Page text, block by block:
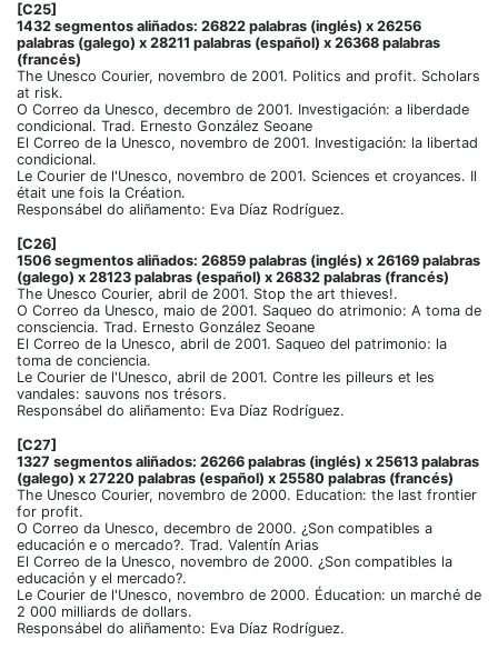
[C25]
1432 segmentos aliñados: 26822 palabras (inglés) x 26256
palabras (galego) x 28211 palabras (español) x 26368 palabras
(francés)
The Unesco Courier, novembro de 2001. Politics and profit. Scholars
at risk.
O Correo da Unesco, decembro de 2001. Investigación: a liberdade
condicional. Trad. Ernesto González Seoane
El Correo de la Unesco, novembro de 2001. Investigación: la libertad
condicional.
Le Courier de l'Unesco, novembro de 2001. Sciences et croyances. Il
était une fois la Création.
Responsábel do aliñamento: Eva Díaz Rodríguez.
[C26]
1506 segmentos aliñados: 26859 palabras (inglés) x 26169 palabras
(galego) x 28123 palabras (español) x 26832 palabras (francés)
The Unesco Courier, abril de 2001. Stop the art thieves!.
O Correo da Unesco, maio de 2001. Saqueo do atrimonio: A toma de
consciencia. Trad. Ernesto González Seoane
El Correo de la Unesco, abril de 2001. Saqueo del patrimonio: la
toma de conciencia.
Le Courier de l'Unesco, abril de 2001. Contre les pilleurs et les
vandales: sauvons nos trésors.
Responsábel do aliñamento: Eva Díaz Rodríguez.
[C27]
1327 segmentos aliñados: 26266 palabras (inglés) x 25613 palabras
(galego) x 27220 palabras (español) x 25580 palabras (francés)
The Unesco Courier, novembro de 2000. Education: the last frontier
for profit.
O Correo da Unesco, decembro de 2000. ¿Son compatibles a
educación e o mercado?. Trad. Valentín Arias
El Correo de la Unesco, novembro de 2000. ¿Son compatibles la
educación y el mercado?.
Le Courier de l'Unesco, novembro de 2000. Éducation: un marché de
2 000 milliards de dollars.
Responsábel do aliñamento: Eva Díaz Rodríguez.